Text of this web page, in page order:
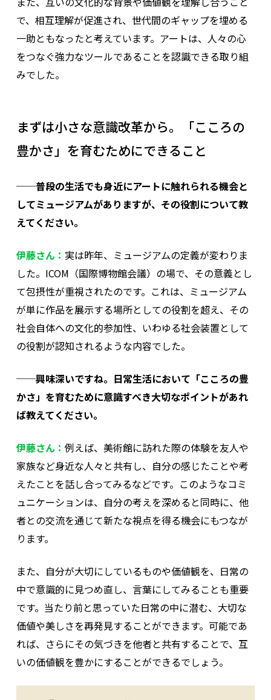
で、相互理解が促進され、世代間のギャップを埋める
一助ともなったと考えています。アートは、人々の心
をつなぐ強力なツールであることを認識できる取り組
みでした。
まずは小さな意識改革から。「こころの
豊かさ」を育むためにできること
──普段の生活でも身近にアートに触れられる機会と
してミュージアムがありますが、その役割について教
えてください。
伊藤さん： 実は昨年、ミュージアムの定義が変わりま
した。ICOM（国際博物館会議）の場で、その意義とし
て包摂性が重視されたのです。これは、ミュージアム
が単に作品を展示する場所としての役割を超え、その
社会自体への文化的参加性、いわゆる社会装置として
の役割が認知されるような内容でした。
──興味深いですね。日常生活において「こころの豊
かさ」を育むために意識すべき大切なポイントがあれ
ば教えてください。
伊藤さん： 例えば、美術館に訪れた際の体験を友人や
家族など身近な人々と共有し、自分の感じたことや考
えたことを話し合ってみるなどです。このようなコミ
ュニケーションは、自分の考えを深めると同時に、他
者との交流を通じて新たな視点を得る機会にもつなが
ります。
また、自分が大切にしているものや価値観を、日常の
中で意識的に見つめ直し、言葉にしてみることも重要
です。当たり前と思っていた日常の中に潜む、大切な
価値や美しさを再発見することができます。可能であ
れば、さらにその気づきを他者と共有することで、互
いの価値観を豊かにすることができるでしょう。